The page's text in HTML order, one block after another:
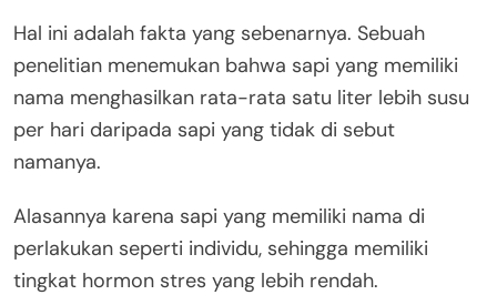
Hal ini adalah fakta yang sebenarnya. Sebuah
penelitian menemukan bahwa sapi yang memiliki
nama menghasilkan rata-rata satu liter lebih susu
per hari daripada sapi yang tidak di sebut
namanya.
Alasannya karena sapi yang memiliki nama di
perlakukan seperti individu, sehingga memiliki
tingkat hormon stres yang lebih rendah.